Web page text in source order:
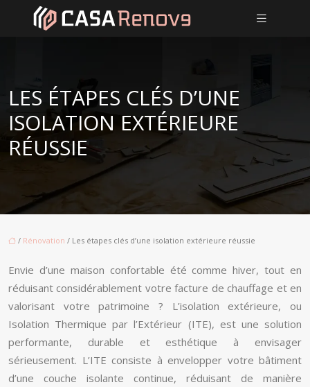
LES ÉTAPES CLÉS D’UNE
ISOLATION EXTÉRIEURE
RÉUSSIE
/ Rénovation / Les étapes clés d’une isolation extérieure réussie
Envie d’une maison confortable été comme hiver, tout en
réduisant considérablement votre facture de chauffage et en
valorisant votre patrimoine ? L’isolation extérieure, ou
Isolation Thermique par l’Extérieur (ITE), est une solution
performante, durable et esthétique à envisager
sérieusement. L’ITE consiste à envelopper votre bâtiment
d’une couche isolante continue, réduisant de manière